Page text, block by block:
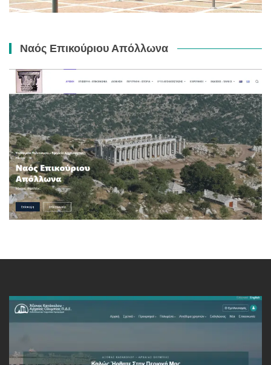
Ναός Επικούριου Απόλλωνα